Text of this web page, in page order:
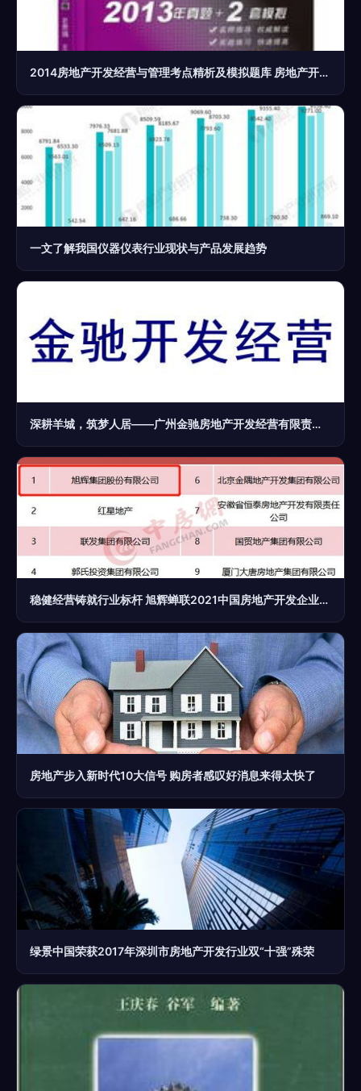
2014房地产开发经营与管理考点精析及模拟题库 房地产开发经营核心要义
一文了解我国仪器仪表行业现状与产品发展趋势
深耕羊城，筑梦人居——广州金驰房地产开发经营有限责任公司简介
稳健经营铸就行业标杆 旭辉蝉联2021中国房地产开发企业稳健经营TOP10榜首
房地产步入新时代10大信号 购房者感叹好消息来得太快了
绿景中国荣获2017年深圳市房地产开发行业双“十强”殊荣